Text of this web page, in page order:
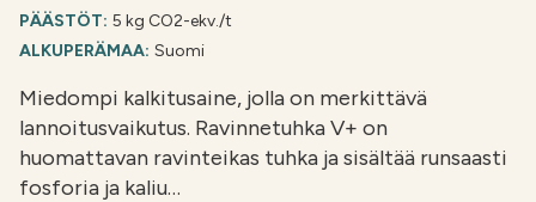
PÄÄSTÖT: 5 kg CO2-ekv./t
ALKUPERÄMAA: Suomi
Miedompi kalkitusaine, jolla on merkittävä
lannoitusvaikutus. Ravinnetuhka V+ on
huomattavan ravinteikas tuhka ja sisältää runsaasti
fosforia ja kaliu…